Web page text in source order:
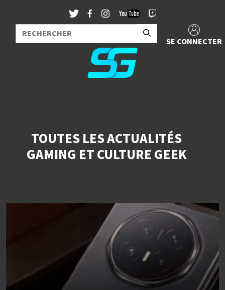
SE CONNECTER
TOUTES LES ACTUALITÉS
GAMING ET CULTURE GEEK